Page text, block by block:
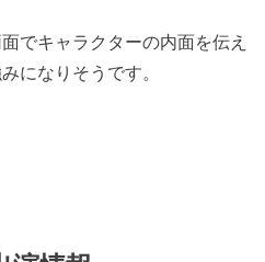
でキャラクターの内面を伝え
になりそうです。